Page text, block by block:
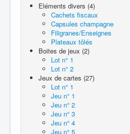
Eléments divers (4)
Cachets fiscaux
Capsules champagne
Filigranes/Enseignes
Plateaux tôlés
Boites de jeux (2)
Lot n° 1
Lot n° 2
Jeux de cartes (27)
Lot n° 1
Jeu n° 1
Jeu n° 2
Jeu n° 3
Jeu n° 4
Jeu n° 5